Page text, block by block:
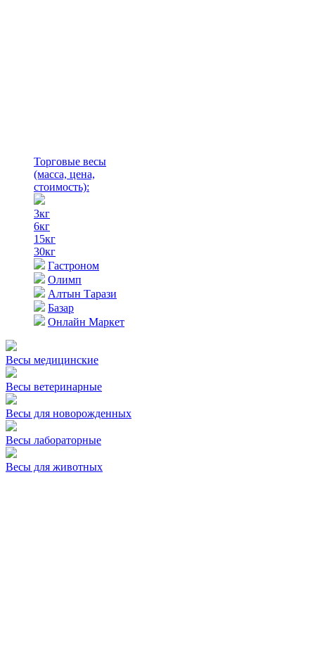
Торговые весы
(масса, цена,
стоимость):
3кг
6кг
15кг
30кг
Гастроном
Олимп
Алтын Тарази
Базар
Онлайн Маркет
Весы медицинские
Весы ветеринарные
Весы для новорожденных
Весы лабораторные
Весы для животных